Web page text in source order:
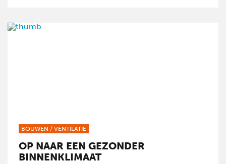
BOUWEN / VENTILATIE
OP NAAR EEN GEZONDER
BINNENKLIMAAT